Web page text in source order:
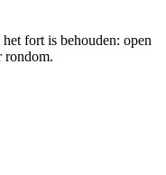
fort is behouden: open
rondom.